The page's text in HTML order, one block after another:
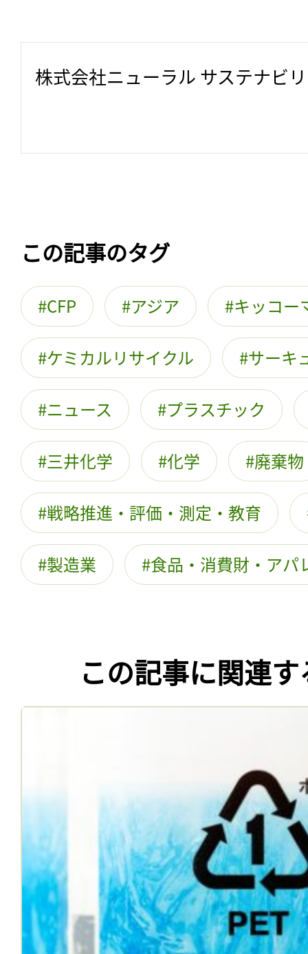
株式会社ニューラル サステナビ
この記事のタグ
CFP アジア キッコー
ケミカルリサイクル サーキ
ニュース プラスチック
三井化学 化学 廃棄物
戦略推進・評価・測定・教育
製造業 食品・消費財・アパ
この記事に関連